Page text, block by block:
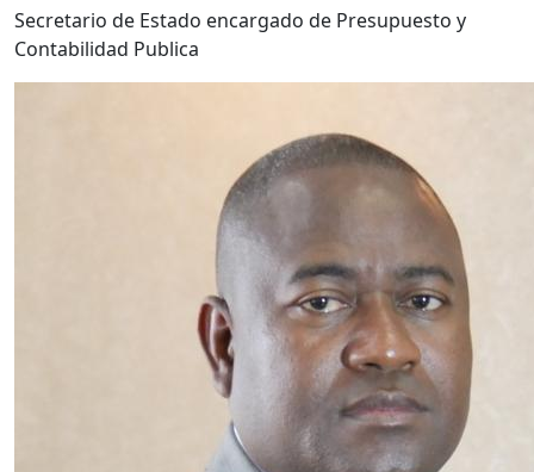
Secretario de Estado encargado de Presupuesto y
Contabilidad Publica